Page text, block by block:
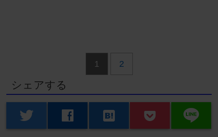
1 2
シェアする
twitter facebook hatenabookmark line